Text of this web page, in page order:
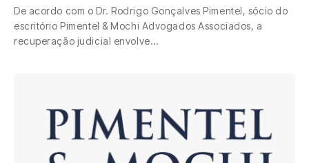
De acordo com o Dr. Rodrigo Gonçalves Pimentel, sócio do
escritório Pimentel & Mochi Advogados Associados, a
recuperação judicial envolve…